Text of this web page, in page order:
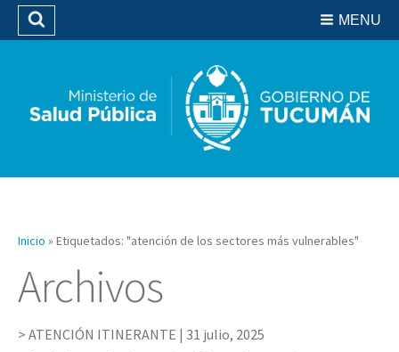
Biblioteca
MENU
Buscar
Inicio » Etiquetados: "atención de los sectores más vulnerables"
Archivos
ATENCIÓN ITINERANTE | 31 julio, 2025